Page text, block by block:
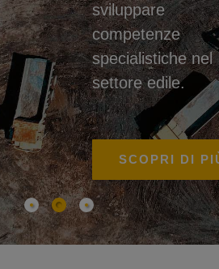
sviluppare
competenze
specialistiche nel
settore edile.
SCOPRI DI